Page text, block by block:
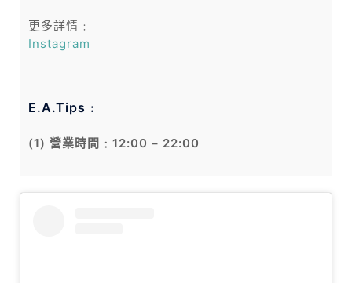
更多詳情﹕
Instagram
E.A.Tips﹕
(1) 營業時間﹕12:00 – 22:00